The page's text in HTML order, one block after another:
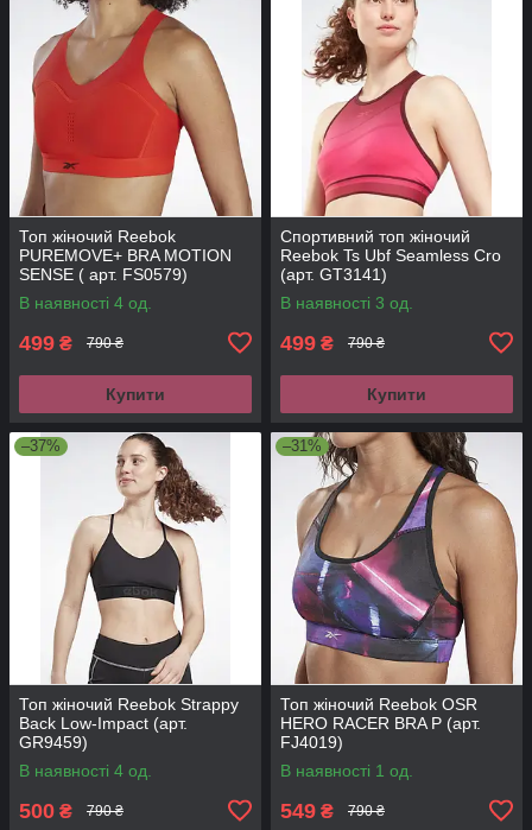
Топ жіночий Reebok
PUREMOVE+ BRA MOTION
SENSE ( арт. FS0579)
В наявності 4 од.
499 ₴ 790 ₴
Купити
Спортивний топ жіночий
Reebok Ts Ubf Seamless Cro
(арт. GT3141)
В наявності 3 од.
499 ₴ 790 ₴
Купити
–37%
Топ жіночий Reebok Strappy
Back Low-Impact (арт.
GR9459)
В наявності 4 од.
500 ₴ 790 ₴
–31%
Топ жіночий Reebok OSR
HERO RACER BRA P (арт.
FJ4019)
В наявності 1 од.
549 ₴ 790 ₴